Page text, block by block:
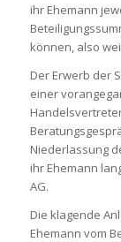
ihr Ehemann
können, also
Der Erwerb der
einer
Niederlassung
ihr Ehemann
AG.
Die klagende
Ehemann vom